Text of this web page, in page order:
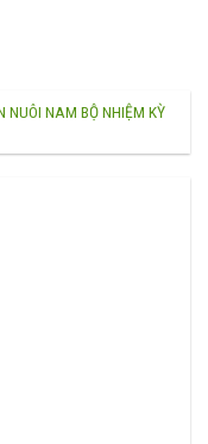
NUÔI NAM BỘ NHIỆM KỲ